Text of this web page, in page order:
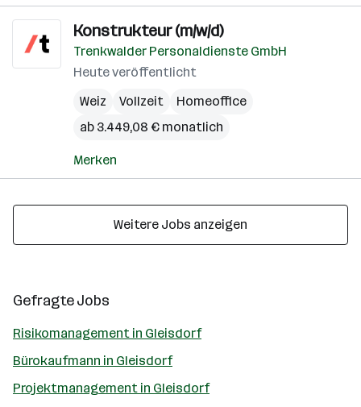
Konstrukteur (m/w/d)
Trenkwalder Personaldienste GmbH
Heute veröffentlicht
Weiz
Vollzeit
Homeoffice
ab 3.449,08 € monatlich
Merken
Weitere Jobs anzeigen
Gefragte Jobs
Risikomanagement in Gleisdorf
Bürokaufmann in Gleisdorf
Projektmanagement in Gleisdorf